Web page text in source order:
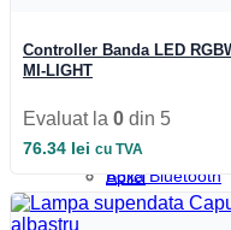
Lustre
Aplici Cristal
Aplici LED
Aplici
Veioze
Tub Neon Clasic
Automatizari si Smart
Incarcatoare
UPS-uri
Boxa Bluetooth
Baterie externa
Iluminat special
Controller Banda LED
MI-LIGHT
Evaluat la 0 din 5
76.34 lei cu TVA